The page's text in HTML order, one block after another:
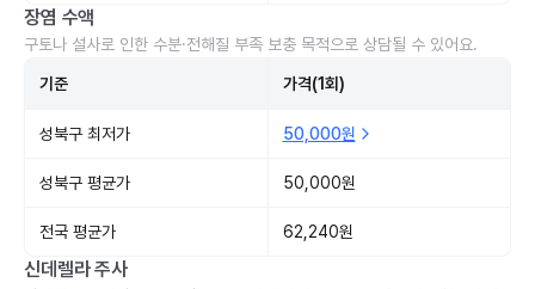
장염 수액
구토나 설사로 인한 수분·전해질 부족 보충 목적으로 상담될 수 있어요.
기준 가격(1회)
성북구 최저가 50,000원
성북구 평균가 50,000원
전국 평균가 62,240원
신데렐라 주사